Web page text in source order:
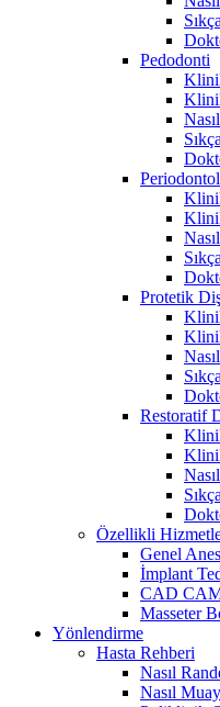
Pedodonti
Protetik
Restoratif
Özellikli
Genel
İmplant
CAD CAM
Masseter
Yönlendirme
Hasta Rehberi
Nasıl
Nasıl